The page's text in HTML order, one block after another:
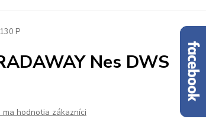
P
Nes DWS
ma hodnotia zákazníci